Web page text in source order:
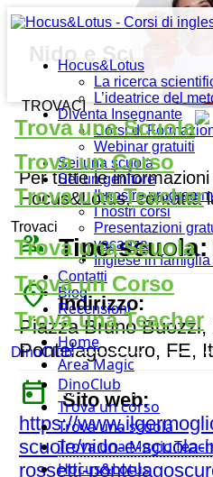
Hocus&Lotus
La ricerca
L’ideatrice del
Diventa Insegnante
Corsi di
Webinar gratuiti
Sei una scuola
Sei un genitore
Il nostro
I nostri corsi
Presentazioni
vacanza
Inglese in famiglia
Contatti
Blog
Recensioni
Home
Area Magic
DinoClub
Trova un corso
Trova una scuola
Trova una Magic
Hocus&Lotus
TROVACI
Trova una Scuola
Trova un Corso
Trova una Teacher
Trovaci
Trova una Scuola
Trova un Corso
Trova una Teacher
DinoClub
Nido e Scuola
Per tutte le
Hocus&Lotus, contatta
people_outline Tipo scuola:
place Indirizzo:
Piazza Bruno Buozzi,
Pontelagoscuro, FE,
today
Sito web:
https://
scuole/nido-e-scuola-
rossetti-